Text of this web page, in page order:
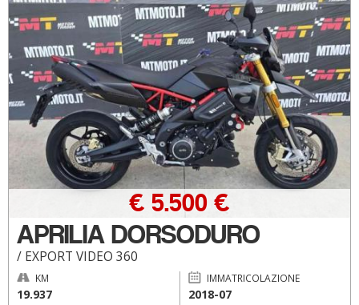
APRILIA DORSODURO
/ EXPORT VIDEO 360
€ 5.500 €
KM
19.937
IMMATRICOLAZIONE
2018-07